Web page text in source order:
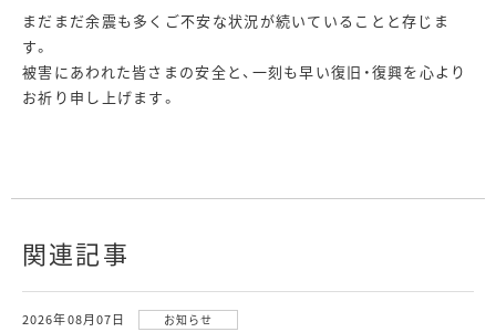
まだまだ余震も多くご不安な状況が続いていることと存じま
す。
被害にあわれた皆さまの安全と、一刻も早い復旧・復興を心より
お祈り申し上げます。
関連記事
2026年08月07日 お知らせ